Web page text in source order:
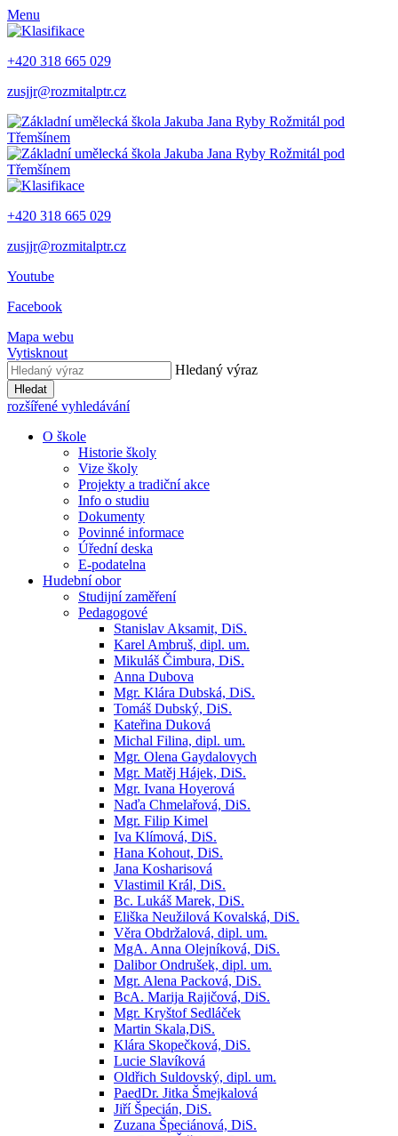
Menu
+420 318 665 029
zusjjr@rozmitalptr.cz
+420 318 665 029
zusjjr@rozmitalptr.cz
Youtube
Facebook
Mapa webu
Vytisknout
Hledaný výraz
Hledat
rozšířené vyhledávání
O škole
Historie školy
Vize školy
Projekty a tradiční akce
Info o studiu
Dokumenty
Povinné informace
Úřední deska
E-podatelna
Hudební obor
Studijní zaměření
Pedagogové
Stanislav Aksamit, DiS.
Karel Ambruš, dipl. um.
Mikuláš Čimbura, DiS.
Anna Dubova
Mgr. Klára Dubská, DiS.
Tomáš Dubský, DiS.
Kateřina Duková
Michal Filina, dipl. um.
Mgr. Olena Gaydalovych
Mgr. Matěj Hájek, DiS.
Mgr. Ivana Hoyerová
Naďa Chmelařová, DiS.
Mgr. Filip Kimel
Iva Klímová, DiS.
Hana Kohout, DiS.
Jana Kosharisová
Vlastimil Král, DiS.
Bc. Lukáš Marek, DiS.
Eliška Neužilová Kovalská, DiS.
Věra Obdržalová, dipl. um.
MgA. Anna Olejníková, DiS.
Dalibor Ondrušek, dipl. um.
Mgr. Alena Packová, DiS.
BcA. Marija Rajičová, DiS.
Mgr. Kryštof Sedláček
Martin Skala,DiS.
Klára Skopečková, DiS.
Lucie Slavíková
Oldřich Suldovský, dipl. um.
PaedDr. Jitka Šmejkalová
Jiří Špecián, DiS.
Zuzana Špeciánová, DiS.